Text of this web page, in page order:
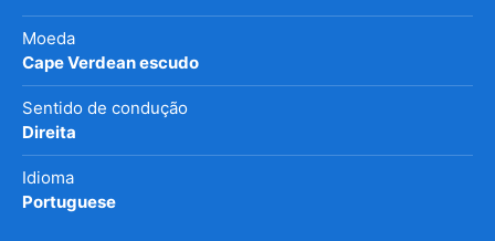
Moeda
Cape Verdean escudo
Sentido de condução
Direita
Idioma
Portuguese